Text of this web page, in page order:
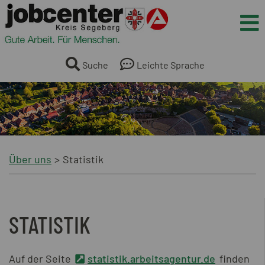
Springe direkt zum Inhalt
Suche Leichte Sprache
Über uns Statistik
STATISTIK
Auf der Seite statistik.arbeitsagentur.de finden